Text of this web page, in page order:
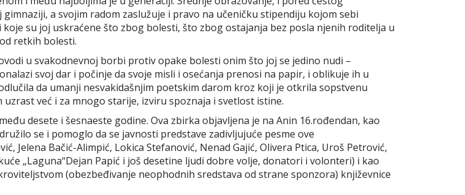
a svojim radom zaslužuje i pravo na učeničku stipendiju kojom sebi
su joj uskraćene što zbog bolesti, što zbog ostajanja bez posla njenih roditelja u
retkih bolesti.
u svakodnevnoj borbi protiv opake bolesti onim što joj se jedino nudi –
svoj dar i počinje da svoje misli i osećanja prenosi na papir, i oblikuje ih u
da umanji nesvakidašnjim poetskim darom kroz koji je otkrila sopstvenu
već i za mnogo starije, izviru spoznaja i svetlost istine.
desete i šesnaeste godine. Ova zbirka objavljena je na Anin 16.rođendan, kao
se i pomoglo da se javnosti predstave zadivljujuće pesme ove
Jelena Bačić-Alimpić, Lokica Stefanović, Nenad Gajić, Olivera Ptica, Uroš Petrović,
„Laguna“Dejan Papić i još desetine ljudi dobre volje, donatori i volonteri) i kao
(obezbeđivanje neophodnih sredstava od strane sponzora) književnice